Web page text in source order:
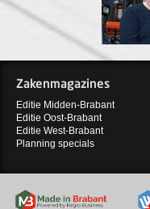
Zakenmagazines
Editie Midden-Brabant
Editie Oost-Brabant
Editie West-Brabant
Planning specials